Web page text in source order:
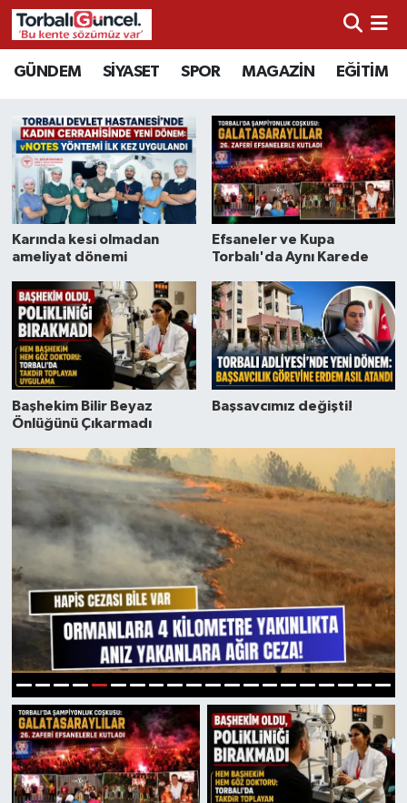
GÜNDEM SİYASET SPOR MAGAZİN EĞİTİM
Karında kesi olmadan
ameliyat dönemi
Efsaneler ve Kupa
Torbalı'da Aynı Karede
Başhekim Bilir Beyaz
Önlüğünü Çıkarmadı
Başsavcımız değişti!
1 2 3 4 5 6 7 8 9 10 111213141516 17181920
İzmir Nöbetçi Eczaneler
İzmir Hava Durumu
İzmir Namaz Vakitleri
İzmir Trafik Yoğunluk Haritası
Süper Lig Puan Durumu ve Fikstür
Tüm Manşetler
Son Dakika Haberleri
Haber Arşivi